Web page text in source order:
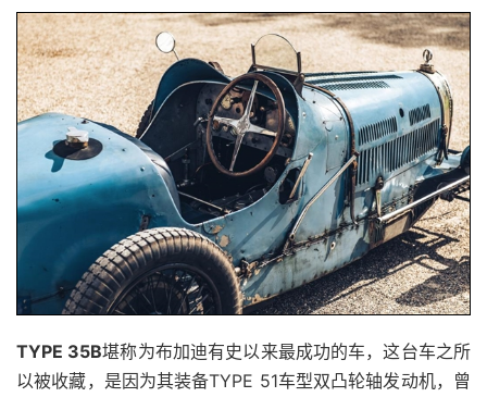
TYPE 35B堪称为布加迪有史以来最成功的车，这台车之所
以被收藏，是因为其装备TYPE 51车型双凸轮轴发动机，曾